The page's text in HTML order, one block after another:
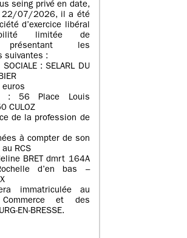
seing privé en date,
22/07/2026, il a été
d’exercice libéral
limitée de
présentant les
suivantes :
SOCIALE : SELARL DU
euros
: 56 Place Louis
CULOZ
de la profession de
à compter de son
RCS
BRET dmrt 164A
d’en bas –
immatriculée au
et des
EN-BRESSE.